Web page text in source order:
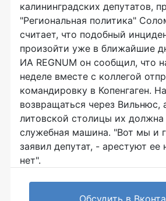
калининградских депутатов,
"Региональная политика"
считает, что подобный
произойти уже в ближайшие
ИА REGNUM он сообщил, что
неделе вместе с коллегой
командировку в Копенгаген.
возвращаться через Вильнюс,
литовской столицы их должна
служебная машина. "Вот мы и
заявил депутат, - арестуют ее
нет".
Обсудить в